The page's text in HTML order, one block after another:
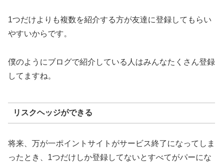
1つだけよりも複数を紹介する方が友達に登録してもらい
やすいからです。
僕のようにブログで紹介している人はみんなたくさん登録
してますね。
リスクヘッジができる
将来、万が一ポイントサイトがサービス終了になってしま
ったとき、1つだけしか登録してないとすべてがパーにな